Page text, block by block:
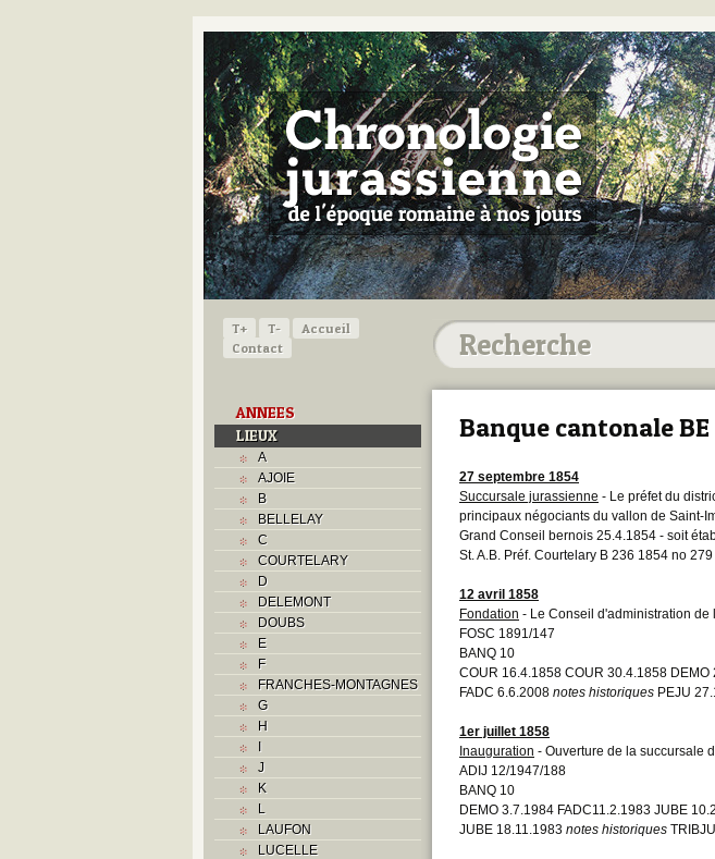
T+ T-
Accueil
Contact
ANNEES
LIEUX
A
AJOIE
B
BELLELAY
C
COURTELARY
D
DELEMONT
DOUBS
E
F
FRANCHES-MONTAGNES
G
H
I
J
K
L
LAUFON
LUCELLE
Banque cantonale BE
27 septembre 1854
Succursale jurassienne - Le préfet du
principaux négociants du vallon de Saint-
Grand Conseil bernois 25.4.1854 - soit
St. A.B. Préf. Courtelary B 236 1854 no 279
12 avril 1858
Fondation - Le Conseil d'administration
FOSC 1891/147
BANQ 10
COUR 16.4.1858 COUR 30.4.1858
FADC 6.6.2008 notes historiques PEJU
1er juillet 1858
Inauguration - Ouverture de la succursale
ADIJ 12/1947/188
BANQ 10
DEMO 3.7.1984 FADC11.2.1983 JUBE
JUBE 18.11.1983 notes historiques